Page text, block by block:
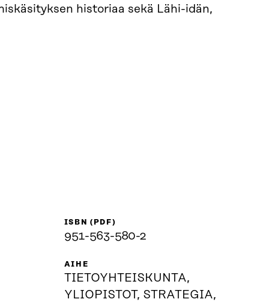
historiaa sekä Lähi-idän,
ISBN (PDF)
951-563-580-2
AIHE
TIETOYHTEISKUNTA,
YLIOPISTOT, STRATEGIA,